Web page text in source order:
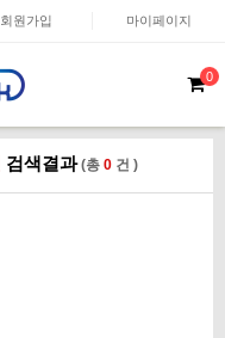
회원가입 마이페이지
0
검색결과(총 0 건 )